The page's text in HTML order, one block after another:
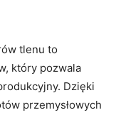
tlenu to
który ⁢pozwala
⁣Dzięki
przemysłowych